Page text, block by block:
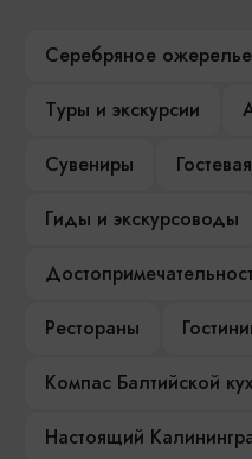
Серебряное ожерелье
Туры и экскурсии
Сувениры
Гиды и экскурсоводы
Рестораны
Компас Балтийской
Настоящий